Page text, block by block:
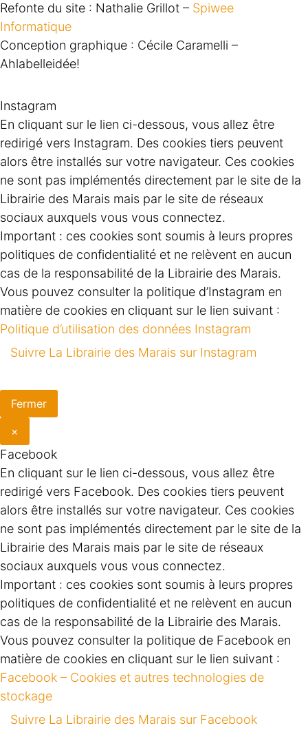
Refonte du site : Nathalie Grillot – Spiwee
Informatique
Conception graphique : Cécile Caramelli –
Ahlabelleidée!
Instagram
En cliquant sur le lien ci-dessous, vous allez être
redirigé vers Instagram. Des cookies tiers peuvent
alors être installés sur votre navigateur. Ces cookies
ne sont pas implémentés directement par le site de la
Librairie des Marais mais par le site de réseaux
sociaux auxquels vous vous connectez.
Important : ces cookies sont soumis à leurs propres
politiques de confidentialité et ne relèvent en aucun
cas de la responsabilité de la Librairie des Marais.
Vous pouvez consulter la politique d’Instagram en
matière de cookies en cliquant sur le lien suivant :
Politique d’utilisation des données Instagram
Suivre La Librairie des Marais sur Instagram
Fermer
×
Facebook
En cliquant sur le lien ci-dessous, vous allez être
redirigé vers Facebook. Des cookies tiers peuvent
alors être installés sur votre navigateur. Ces cookies
ne sont pas implémentés directement par le site de la
Librairie des Marais mais par le site de réseaux
sociaux auxquels vous vous connectez.
Important : ces cookies sont soumis à leurs propres
politiques de confidentialité et ne relèvent en aucun
cas de la responsabilité de la Librairie des Marais.
Vous pouvez consulter la politique de Facebook en
matière de cookies en cliquant sur le lien suivant :
Facebook – Cookies et autres technologies de
stockage
Suivre La Librairie des Marais sur Facebook